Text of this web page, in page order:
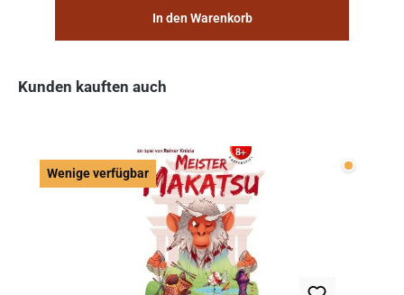
In den Warenkorb
Kunden kauften auch
Wenige verfügbar Wenige